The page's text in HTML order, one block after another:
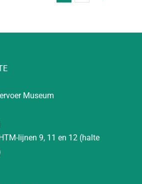
Museum
lijnen 9, 11 en 12 (halte